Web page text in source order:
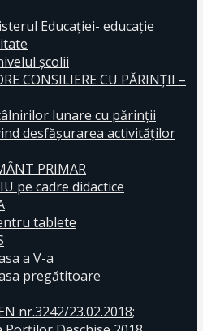
Educației- educație
şcolii
CONSILIERE CU PĂRINȚII –
lunare cu părinții
desfășurarea activităților
PRIMAR
pe cadre didactice
tablete
a V-a
pregătitoare
nr.3242/23.02.2018;